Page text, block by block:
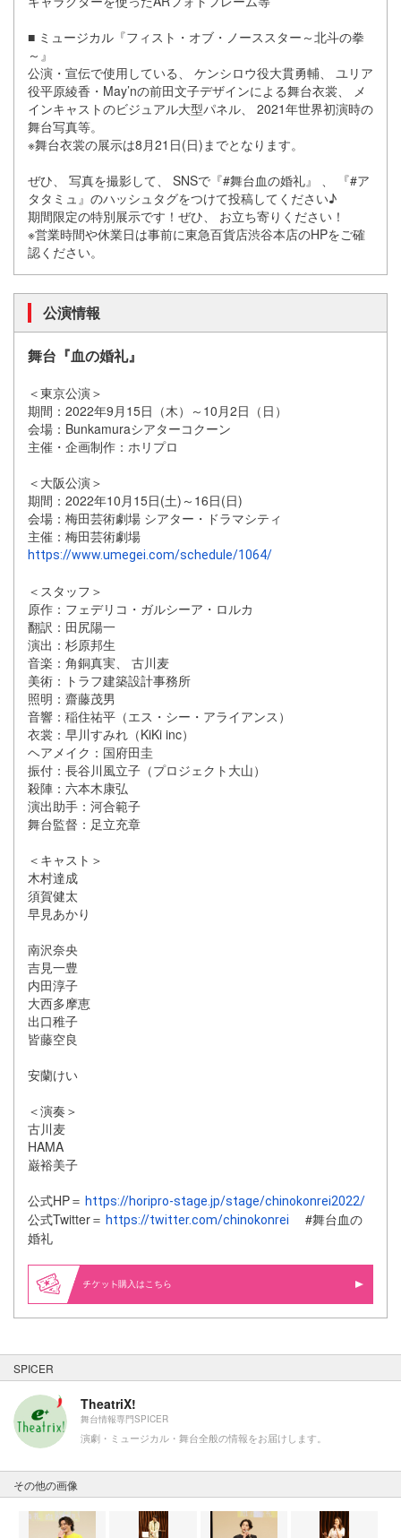
■ ミュージカル『フィスト・オブ・ノーススター～北斗の拳
～』
公演・宣伝で使用している、 ケンシロウ役大貫勇輔、 ユリア
役平原綾香・May’nの前田文子デザインによる舞台衣裳、 メ
インキャストのビジュアル大型パネル、 2021年世界初演時の
舞台写真等。
※舞台衣裳の展示は8月21日(日)までとなります。
ぜひ、 写真を撮影して、 SNSで『#舞台血の婚礼』 、 『#ア
タタミュ』のハッシュタグをつけて投稿してください♪
期間限定の特別展示です！ぜひ、 お立ち寄りください！
※営業時間や休業日は事前に東急百貨店渋谷本店のHPをご確
認ください。
公演情報
舞台『血の婚礼』
＜東京公演＞
期間：2022年9月15日（木）～10月2日（日）
会場：Bunkamuraシアターコクーン
主催・企画制作：ホリプロ
＜大阪公演＞
期間：2022年10月15日(土)～16日(日)
会場：梅田芸術劇場 シアター・ドラマシティ
主催：梅田芸術劇場
https://www.umegei.com/schedule/1064/
＜スタッフ＞
原作：フェデリコ・ガルシーア・ロルカ
翻訳：田尻陽一
演出：杉原邦生
音楽：角銅真実、 古川麦
美術：トラフ建築設計事務所
照明：齋藤茂男
音響：稲住祐平（エス・シー・アライアンス）
衣裳：早川すみれ（KiKi inc）
ヘアメイク：国府田圭
振付：長谷川風立子（プロジェクト大山）
殺陣：六本木康弘
演出助手：河合範子
舞台監督：足立充章
＜キャスト＞
木村達成
須賀健太
早見あかり
南沢奈央
吉見一豊
内田淳子
大西多摩恵
出口稚子
皆藤空良
安蘭けい
＜演奏＞
古川麦
HAMA
巌裕美子
公式HP＝ https://horipro-stage.jp/stage/chinokonrei2022/
公式Twitter＝ https://twitter.com/chinokonrei
#舞台血の
婚礼
購入はこちら
SPICER
TheatriX!
舞台情報専門SPICER
演劇・ミュージカル・舞台全般の情報をお届けします。
その他の画像